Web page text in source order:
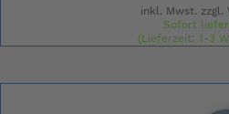
inkl. Mwst. zzgl.
Sofort
(Lieferzeit: 1-3